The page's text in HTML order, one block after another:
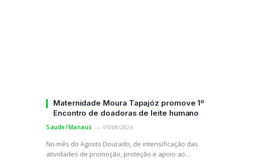
Maternidade Moura Tapajóz promove 1º
Encontro de doadoras de leite humano
No mês do Agosto Dourado, de intensificação das